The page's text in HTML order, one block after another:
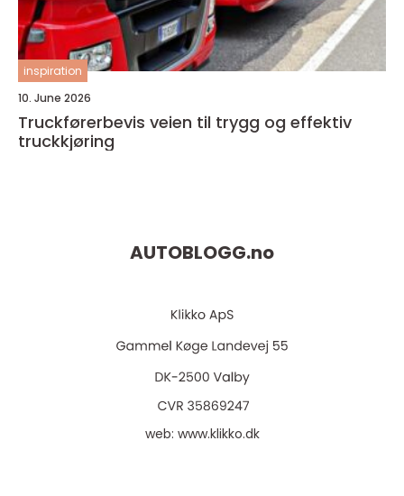
inspiration
10. June 2026
Truckførerbevis veien til trygg og effektiv
truckkjøring
AUTOBLOGG.no
web: www.klikko.dk